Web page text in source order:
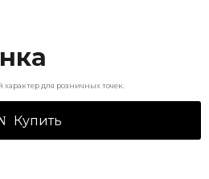
для розничных точек.
Купить